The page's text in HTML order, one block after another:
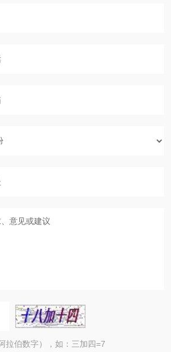
拉伯数字），如：三加四=7